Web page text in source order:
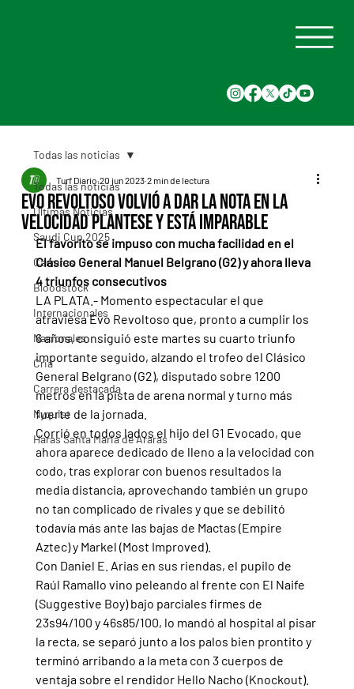
Todas las noticias
Últimas Noticias
Saudi Cup 2025
Carreras
Bloodstock
Internacionales
Nacionales
Cria
Carrera destacada
Nyquist
Haras Santa Maria de Araras
Todas las noticias
Evo Revoltoso volvió a dar la nota en la
velocidad plantese y está imparable
Turf Diario 20 jun 2023 2 min de lectura
El favorito se impuso con mucha facilidad en el
Clásico General Manuel Belgrano (G2) y ahora lleva
4 triunfos consecutivos
LA PLATA.- Momento espectacular el que
atraviesa Evo Revoltoso que, pronto a cumplir los
6 años, consiguió este martes su cuarto triunfo
importante seguido, alzando el trofeo del Clásico
General Belgrano (G2), disputado sobre 1200
metros en la pista de arena normal y turno más
fuerte de la jornada.
Corrió en todos lados el hijo del G1 Evocado, que
ahora aparece dedicado de lleno a la velocidad con
codo, tras explorar con buenos resultados la
media distancia, aprovechando también un grupo
no tan complicado de rivales y que se debilitó
todavía más ante las bajas de Mactas (Empire
Aztec) y Markel (Most Improved).
Con Daniel E. Arias en sus riendas, el pupilo de
Raúl Ramallo vino peleando al frente con El Naife
(Suggestive Boy) bajo parciales firmes de
23s94/100 y 46s85/100, lo mandó al hospital al pisar
la recta, se separó junto a los palos bien prontito y
terminó arribando a la meta con 3 cuerpos de
ventaja sobre el rendidor Hello Nacho (Knockout).